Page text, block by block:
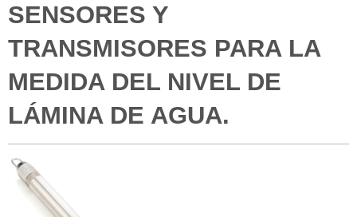
SENSORES Y
TRANSMISORES PARA LA
MEDIDA DEL NIVEL DE
LÁMINA DE AGUA.